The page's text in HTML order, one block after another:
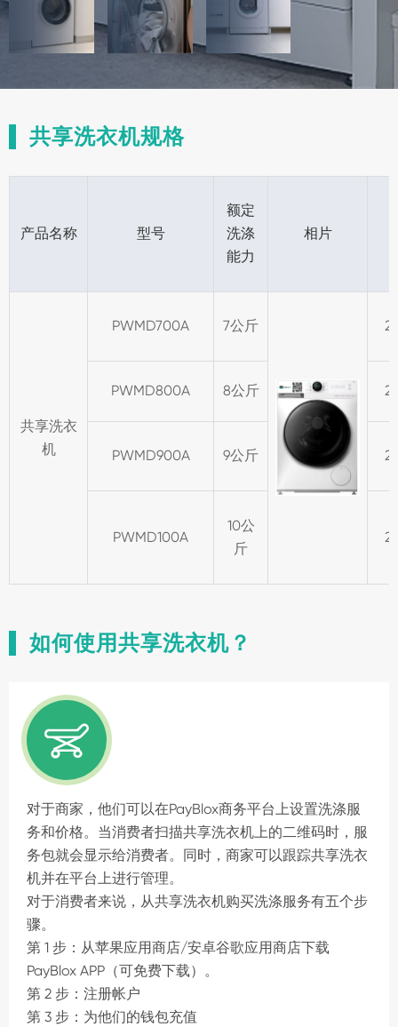
共享洗衣机规格
产品名称 型号
额定
洗涤
能力
相片
共享洗衣
机
PWMD700A 7公斤
PWMD800A 8公斤
PWMD900A 9公斤
PWMD100A
10公
斤
如何使用共享洗衣机？

对于商家，他们可以在PayBlox商务平台上设置洗涤服
务和价格。当消费者扫描共享洗衣机上的二维码时，服
务包就会显示给消费者。同时，商家可以跟踪共享洗衣
机并在平台上进行管理。
对于消费者来说，从共享洗衣机购买洗涤服务有五个步
骤。
第 1 步：从苹果应用商店/安卓谷歌应用商店下载
PayBlox APP（可免费下载）。
第 2 步：注册帐户
第 3 步：为他们的钱包充值